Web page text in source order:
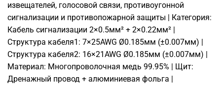
извещателей, голосовой связи, противоугонной
сигнализации и противопожарной защиты | Категория:
Кабель сигнализации 2×0.5мм² + 2×0.22мм² |
Структура кабеля1: 7×25AWG Ø0.185мм (±0.007мм) |
Структура кабеля2: 16×21AWG Ø0.185мм (±0.007мм) |
Материал: Многопроволочная медь 99.95% | Щит:
Дренажный провод + алюминиевая фольга |